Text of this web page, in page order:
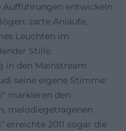
Aufführungen entwickeln
zarte Anläufe,
Leuchten im
Stille.
in den Mainstream
seine eigene Stimme:
markieren den
melodiegetragenen
erreichte 2011 sogar die